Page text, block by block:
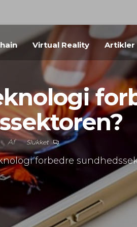
Virtual Reality Artikler
Af Slukket
forbedre